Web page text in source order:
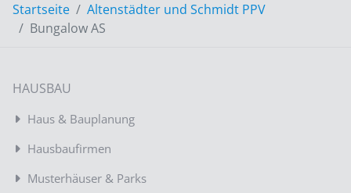
Startseite
Altenstädter und Schmidt PPV
Bungalow AS
HAUSBAU
Haus & Bauplanung
Hausbaufirmen
Musterhäuser & Parks